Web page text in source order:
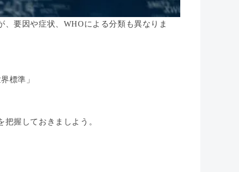
要因や症状、WHOによる分類も異なりま
標準」
握しておきましよう。